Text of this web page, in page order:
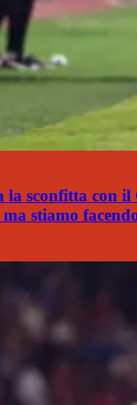
sconfitta con il
stiamo